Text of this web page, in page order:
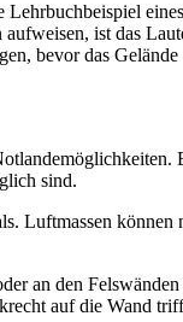
Lehrbuchbeispiel
ist das
bevor das
sind.
Luftmassen können
an den
auf die Wand